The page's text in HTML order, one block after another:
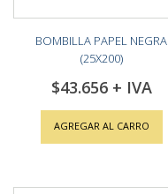
BOMBILLA PAPEL NEGRA
(25X200)
$43.656
AGREGAR AL CARRO